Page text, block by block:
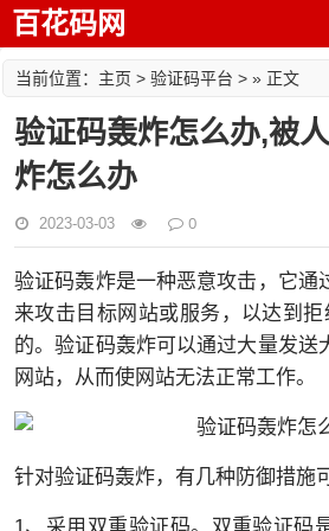
百花码网
当前位置： 主页 > 验证码平台 > » 正文
验证码轰炸怎么办,被
炸怎么办
2023-03-03 0
验证码轰炸是一种恶意攻击，它通
来攻击目标网站或服务，以达到拒
的。验证码轰炸可以通过大量发送
网站，从而使网站无法正常工作。
针对验证码轰炸，有几种防御措施